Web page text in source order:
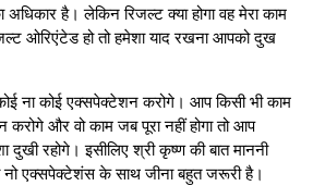
है। लेकिन रिजल्ट क्या होगा वह मेरा काम
ओरिएंटेड हो तो हमेशा याद रखना आपको दुख
ना कोई एक्सपेक्टेशन करोगे। आप किसी भी काम
करोगे और वो काम जब पूरा नहीं होगा तो आप
रहोगे। इसीलिए श्री कृष्ण की बात माननी
एक्सपेक्टेशंस के साथ जीना बहुत जरूरी है।